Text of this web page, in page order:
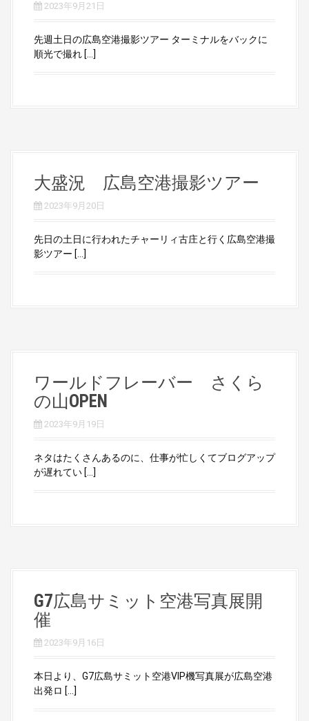
2023年9月21日
先週土日の広島空港撮影ツアー ターミナルをバックに
順光で撮れ […]
大盛況 広島空港撮影ツアー
2023年9月20日
先日の土日に行われたチャーリィ古庄と行く広島空港撮
影ツアー […]
ワールドフレーバー さくら
の山OPEN
2023年9月19日
ネタはたくさんあるのに、仕事が忙しくてブログアップ
が遅れてい […]
G7広島サミット空港写真展開
催
2023年9月16日
本日より、G7広島サミット空港VIP機写真展が広島空港
出発ロ […]